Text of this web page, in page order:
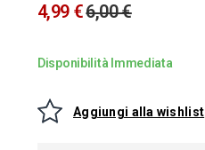
4,99 €6,00 €
Disponibilità Immediata
Aggiungi alla wishlist